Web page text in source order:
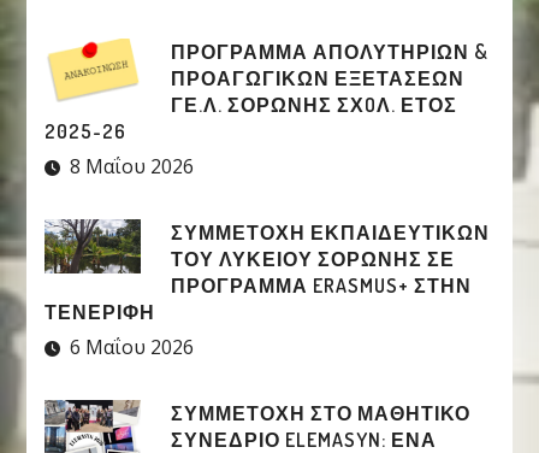
ΠΡΟΓΡΑΜΜΑ ΑΠΟΛΥΤΗΡΙΩΝ &
ΠΡΟΑΓΩΓΙΚΩΝ ΕΞΕΤΑΣΕΩΝ
ΓΕ.Λ. ΣΟΡΩΝΗΣ ΣΧOΛ. ΕΤΟΣ
2025-26
8 Μαΐου 2026
ΣΥΜΜΕΤΟΧΉ ΕΚΠΑΙΔΕΥΤΙΚΏΝ
ΤΟΥ ΛΥΚΕΊΟΥ ΣΟΡΩΝΉΣ ΣΕ
ΠΡΌΓΡΑΜΜΑ ERASMUS+ ΣΤΗΝ
ΤΕΝΕΡΊΦΗ
6 Μαΐου 2026
ΣΥΜΜΕΤΟΧΉ ΣΤΟ ΜΑΘΗΤΙΚΌ
ΣΥΝΈΔΡΙΟ ELEMASYN: ΈΝΑ